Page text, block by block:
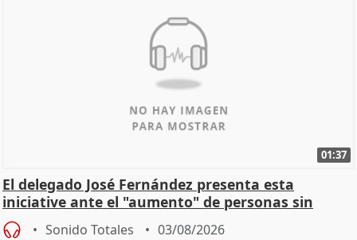
01:37
El delegado José Fernández presenta esta
iniciative ante el "aumento" de personas sin
hogar en Madri
Sonido Totales 03/08/2026